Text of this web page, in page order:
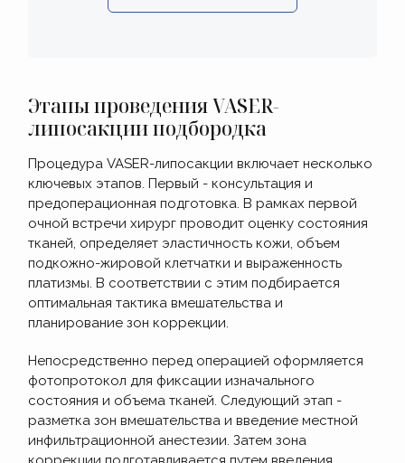
Этапы проведения VASER-
липосакции подбородка
Процедура VASER-липосакции включает несколько
ключевых этапов. Первый - консультация и
предоперационная подготовка. В рамках первой
очной встречи хирург проводит оценку состояния
тканей, определяет эластичность кожи, объем
подкожно-жировой клетчатки и выраженность
платизмы. В соответствии с этим подбирается
оптимальная тактика вмешательства и
планирование зон коррекции.
Непосредственно перед операцией оформляется
фотопротокол для фиксации изначального
состояния и объема тканей. Следующий этап -
разметка зон вмешательства и введение местной
инфильтрационной анестезии. Затем зона